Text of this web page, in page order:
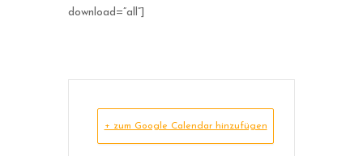
download=”all”]
+ zum Google Calendar hinzufügen